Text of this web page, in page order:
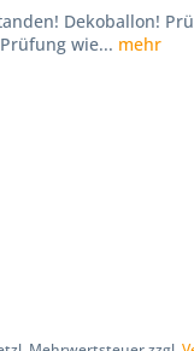
Dekoballon!
wie... mehr